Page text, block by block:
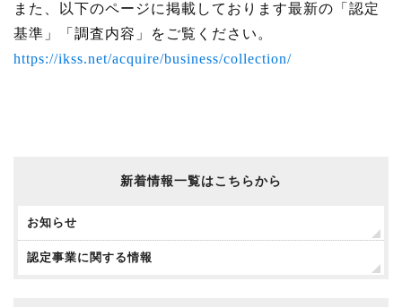
また、以下のページに掲載しております最新の「認定
基準」「調査内容」をご覧ください。
https://ikss.net/acquire/business/collection/
新着情報一覧はこちらから
お知らせ
認定事業に関する情報